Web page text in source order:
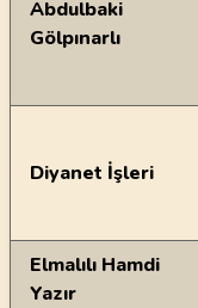
Abdulbaki
Gölpınarlı
Diyanet İşleri
Elmalılı Hamdi
Yazır